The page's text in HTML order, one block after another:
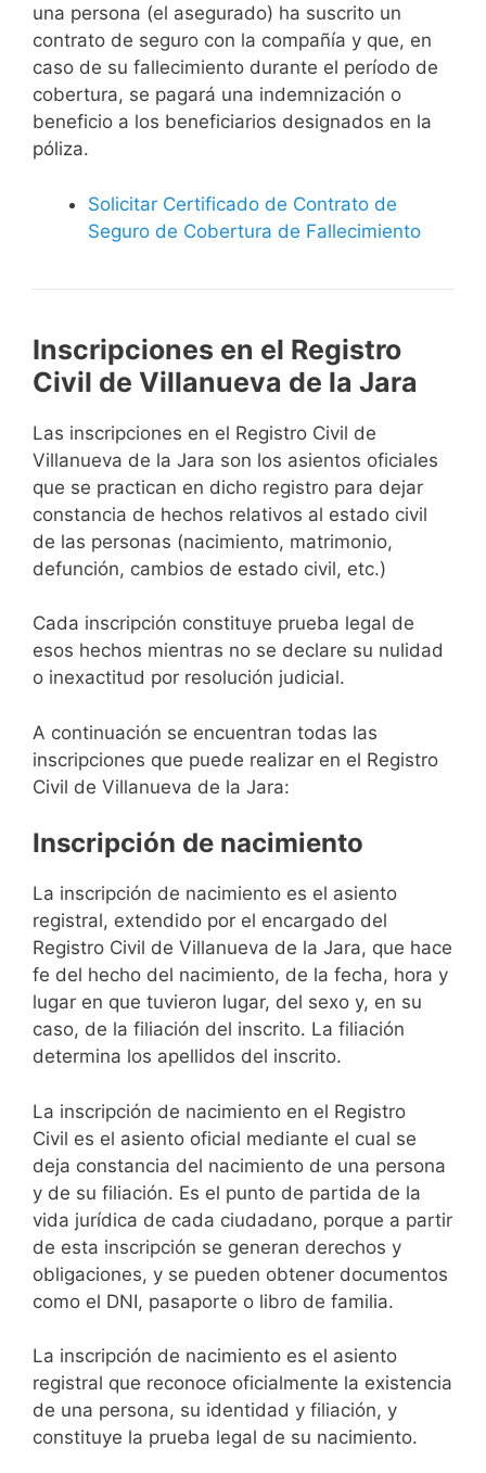
una persona (el asegurado) ha suscrito un
contrato de seguro con la compañía y que, en
caso de su fallecimiento durante el período de
cobertura, se pagará una indemnización o
beneficio a los beneficiarios designados en la
póliza.
Solicitar Certificado de Contrato de
Seguro de Cobertura de Fallecimiento
Inscripciones en el Registro
Civil de Villanueva de la Jara
Las inscripciones en el Registro Civil de
Villanueva de la Jara son los asientos oficiales
que se practican en dicho registro para dejar
constancia de hechos relativos al estado civil
de las personas (nacimiento, matrimonio,
defunción, cambios de estado civil, etc.)
Cada inscripción constituye prueba legal de
esos hechos mientras no se declare su nulidad
o inexactitud por resolución judicial.
A continuación se encuentran todas las
inscripciones que puede realizar en el Registro
Civil de Villanueva de la Jara:
Inscripción de nacimiento
La inscripción de nacimiento es el asiento
registral, extendido por el encargado del
Registro Civil de Villanueva de la Jara, que hace
fe del hecho del nacimiento, de la fecha, hora y
lugar en que tuvieron lugar, del sexo y, en su
caso, de la filiación del inscrito. La filiación
determina los apellidos del inscrito.
La inscripción de nacimiento en el Registro
Civil es el asiento oficial mediante el cual se
deja constancia del nacimiento de una persona
y de su filiación. Es el punto de partida de la
vida jurídica de cada ciudadano, porque a partir
de esta inscripción se generan derechos y
obligaciones, y se pueden obtener documentos
como el DNI, pasaporte o libro de familia.
La inscripción de nacimiento es el asiento
registral que reconoce oficialmente la existencia
de una persona, su identidad y filiación, y
constituye la prueba legal de su nacimiento.